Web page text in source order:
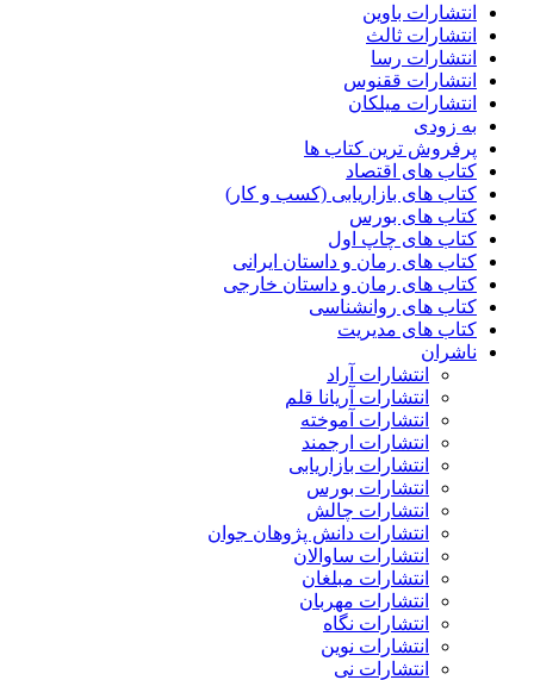
انتشارات باوین
انتشارات ثالث
انتشارات رسا
انتشارات ققنوس
انتشارات میلکان
به زودی
پرفروش ترین کتاب ها
کتاب های اقتصاد
کتاب های بازاریابی (کسب و کار)
کتاب های بورس
کتاب های چاپ اول
کتاب های رمان و داستان ایرانی
کتاب های رمان و داستان خارجی
کتاب های روانشناسی
کتاب های مدیریت
ناشران
انتشارات آراد
انتشارات آریانا قلم
انتشارات آموخته
انتشارات ارجمند
انتشارات بازاریابی
انتشارات بورس
انتشارات چالش
انتشارات دانش پژوهان جوان
انتشارات ساوالان
انتشارات مبلغان
انتشارات مهربان
انتشارات نگاه
انتشارات نوین
انتشارات نی